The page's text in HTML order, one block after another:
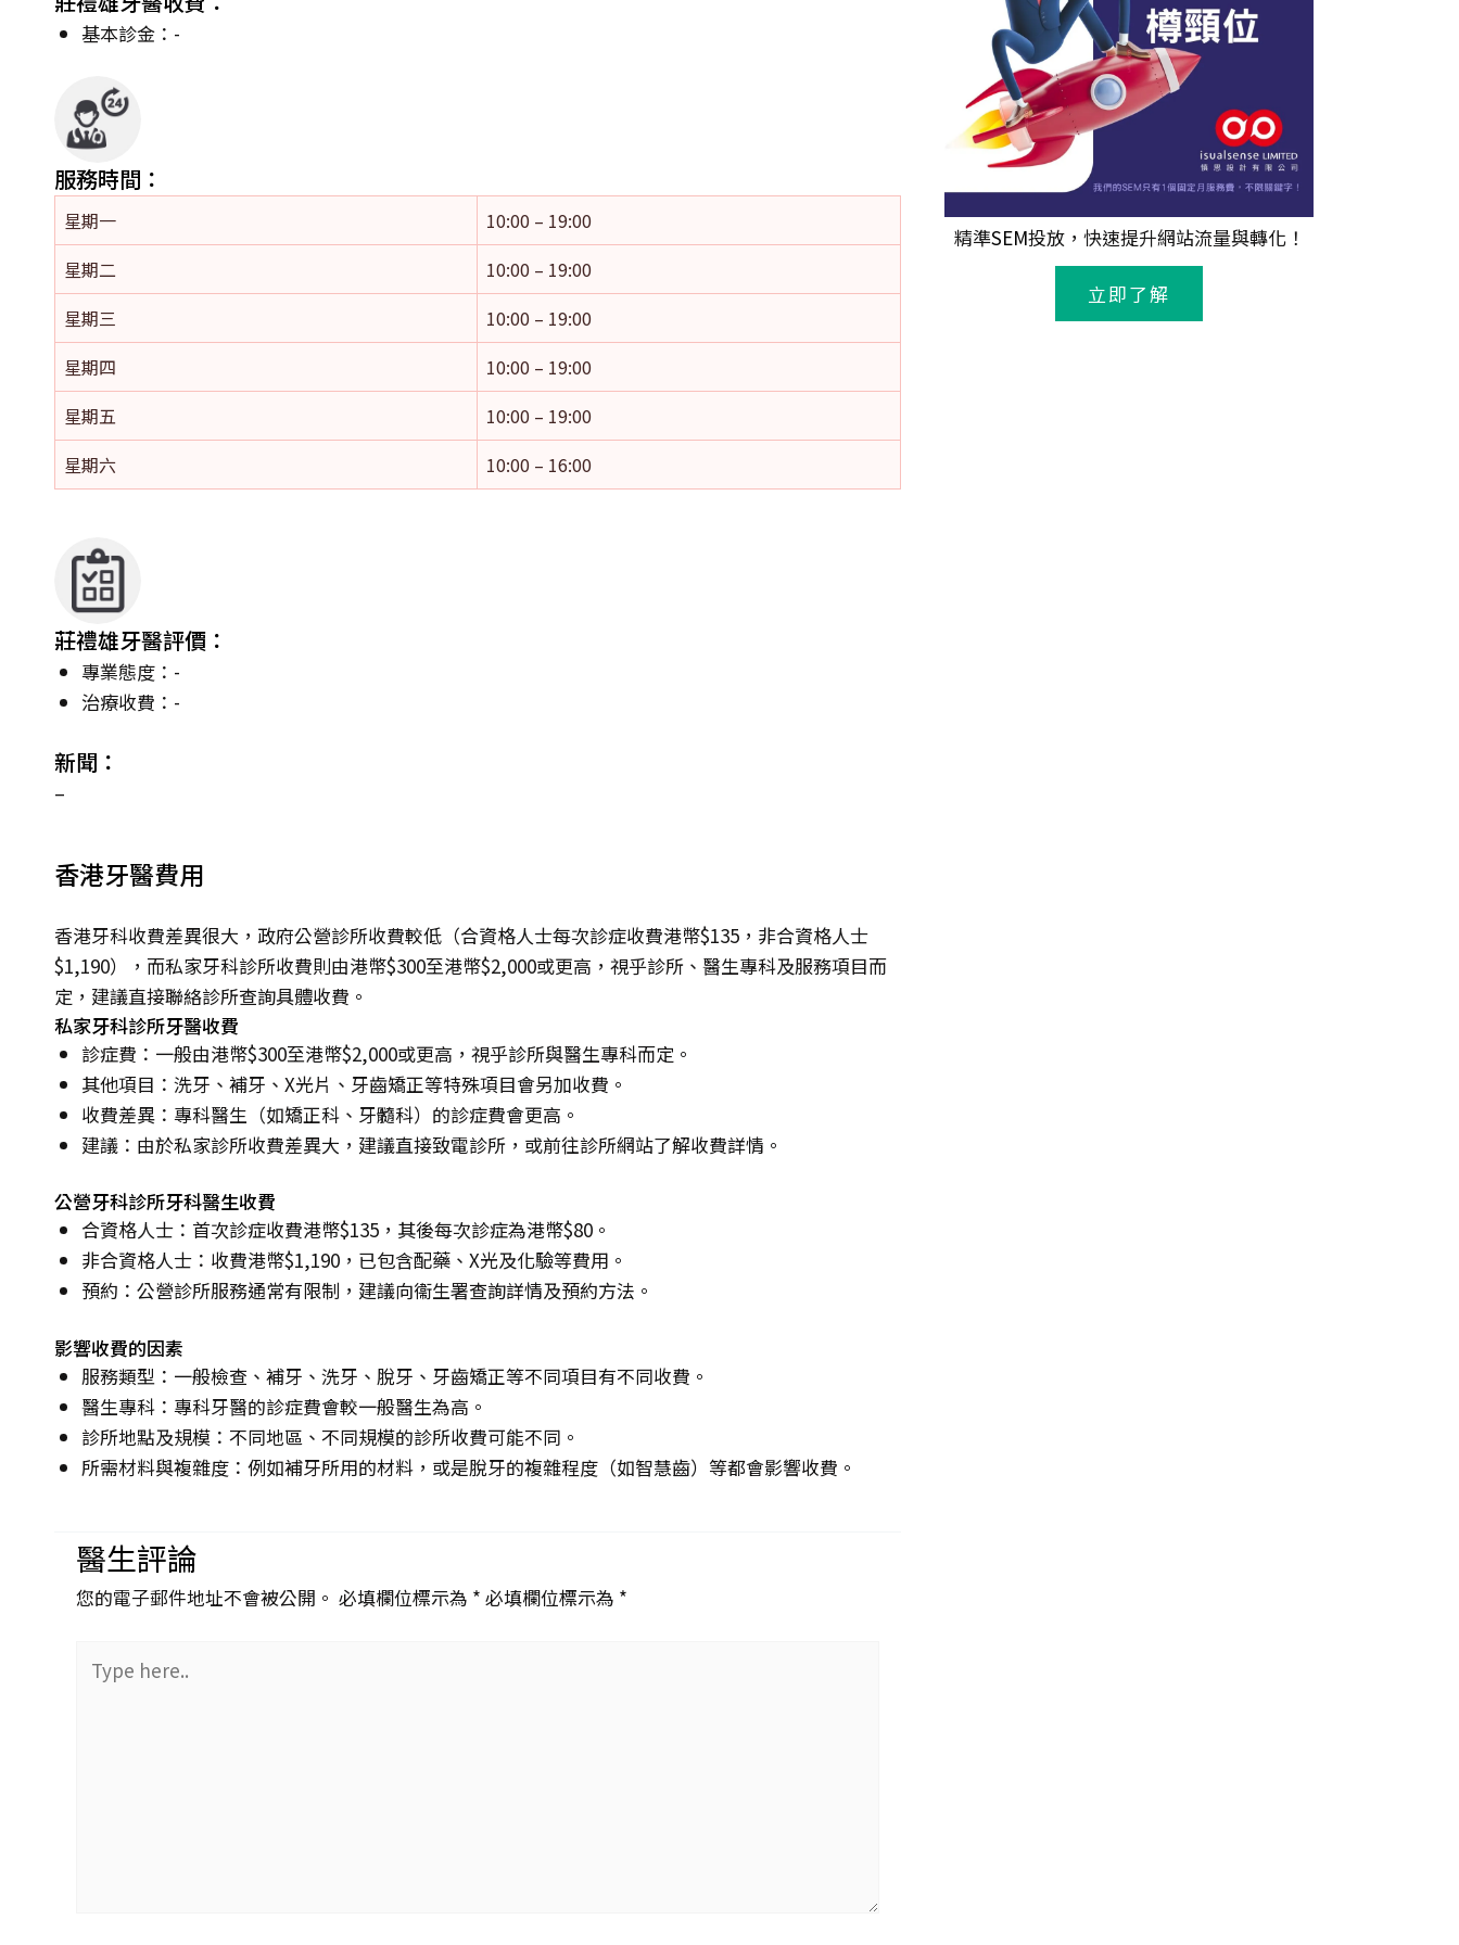
基本診金：-
服務時間：
星期一
10:00 – 19:00
星期二
10:00 – 19:00
星期三
10:00 – 19:00
星期四
10:00 – 19:00
星期五
10:00 – 19:00
星期六
10:00 – 16:00
莊禮雄牙醫評價：
專業態度：-
治療收費：-
新聞：
–
香港牙醫費用
香港牙科收費差異很大，政府公營診所收費較低（合資格人士每次診症收費港幣$135，非合資格人士
$1,190），而私家牙科診所收費則由港幣$300至港幣$2,000或更高，視乎診所、醫生專科及服務項目而
定，建議直接聯絡診所查詢具體收費。
私家牙科診所牙醫收費
診症費：一般由港幣$300至港幣$2,000或更高，視乎診所與醫生專科而定。
其他項目：洗牙、補牙、X光片、牙齒矯正等特殊項目會另加收費。
收費差異：專科醫生（如矯正科、牙髓科）的診症費會更高。
建議：由於私家診所收費差異大，建議直接致電診所，或前往診所網站了解收費詳情。
公營牙科診所牙科醫生收費
合資格人士：首次診症收費港幣$135，其後每次診症為港幣$80。
非合資格人士：收費港幣$1,190，已包含配藥、X光及化驗等費用。
預約：公營診所服務通常有限制，建議向衞生署查詢詳情及預約方法。
影響收費的因素
服務類型：一般檢查、補牙、洗牙、脫牙、牙齒矯正等不同項目有不同收費。
醫生專科：專科牙醫的診症費會較一般醫生為高。
診所地點及規模：不同地區、不同規模的診所收費可能不同。
所需材料與複雜度：例如補牙所用的材料，或是脫牙的複雜程度（如智慧齒）等都會影響收費。
醫生評論
您的電子郵件地址不會被公開。 必填欄位標示為 * 必填欄位標示為 *
here..
精準SEM投放，快速提升網站流量與轉化！
立即了解